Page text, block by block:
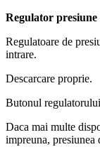
Regulator
Regulatoare de
intrare.
Descarcare proprie.
Butonul
Daca mai multe
impreuna, presiunea